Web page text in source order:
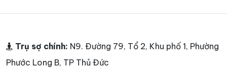
Trụ sợ chính: N9. Đường 79, Tổ 2, Khu phố 1, Phường
Phước Long B, TP Thủ Đức